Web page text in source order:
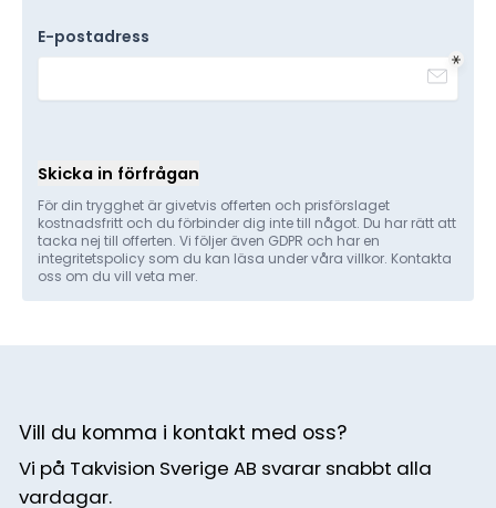
E-postadress
Skicka in förfrågan
För din trygghet är givetvis offerten och prisförslaget
kostnadsfritt och du förbinder dig inte till något. Du har rätt att
tacka nej till offerten. Vi följer även GDPR och har en
integritetspolicy som du kan läsa under våra villkor. Kontakta
oss om du vill veta mer.
Vill du komma i kontakt med oss?
Vi på Takvision Sverige AB svarar snabbt alla
vardagar.